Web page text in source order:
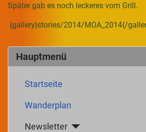
Hauptmenü
Startseite
Wanderplan
Newsletter
Später gab es noch leckeres vom Grill.
{gallery}stories/2014/MOA_2014{/